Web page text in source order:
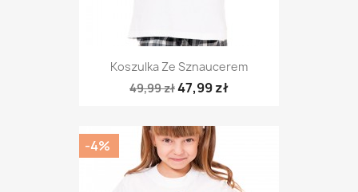
Koszulka Ze Sznaucerem
49,99 zł47,99 zł
-4%